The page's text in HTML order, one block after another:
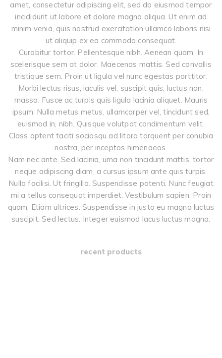
amet, consectetur adipiscing elit, sed do eiusmod tempor
incididunt ut labore et dolore magna aliqua. Ut enim ad
minim venia, quis nostrud exercitation ullamco laboris nisi
ut aliquip ex ea commodo consequat.
Curabitur tortor. Pellentesque nibh. Aenean quam. In
scelerisque sem at dolor. Maecenas mattis. Sed convallis
tristique sem. Proin ut ligula vel nunc egestas porttitor.
Morbi lectus risus, iaculis vel, suscipit quis, luctus non,
massa. Fusce ac turpis quis ligula lacinia aliquet. Mauris
ipsum. Nulla metus metus, ullamcorper vel, tincidunt sed,
euismod in, nibh. Quisque volutpat condimentum velit.
Class aptent taciti sociosqu ad litora torquent per conubia
nostra, per inceptos himenaeos.
Nam nec ante. Sed lacinia, urna non tincidunt mattis, tortor
neque adipiscing diam, a cursus ipsum ante quis turpis.
Nulla facilisi. Ut fringilla. Suspendisse potenti. Nunc feugiat
mi a tellus consequat imperdiet. Vestibulum sapien. Proin
quam. Etiam ultrices. Suspendisse in justo eu magna luctus
suscipit. Sed lectus. Integer euismod lacus luctus magna.
recent products